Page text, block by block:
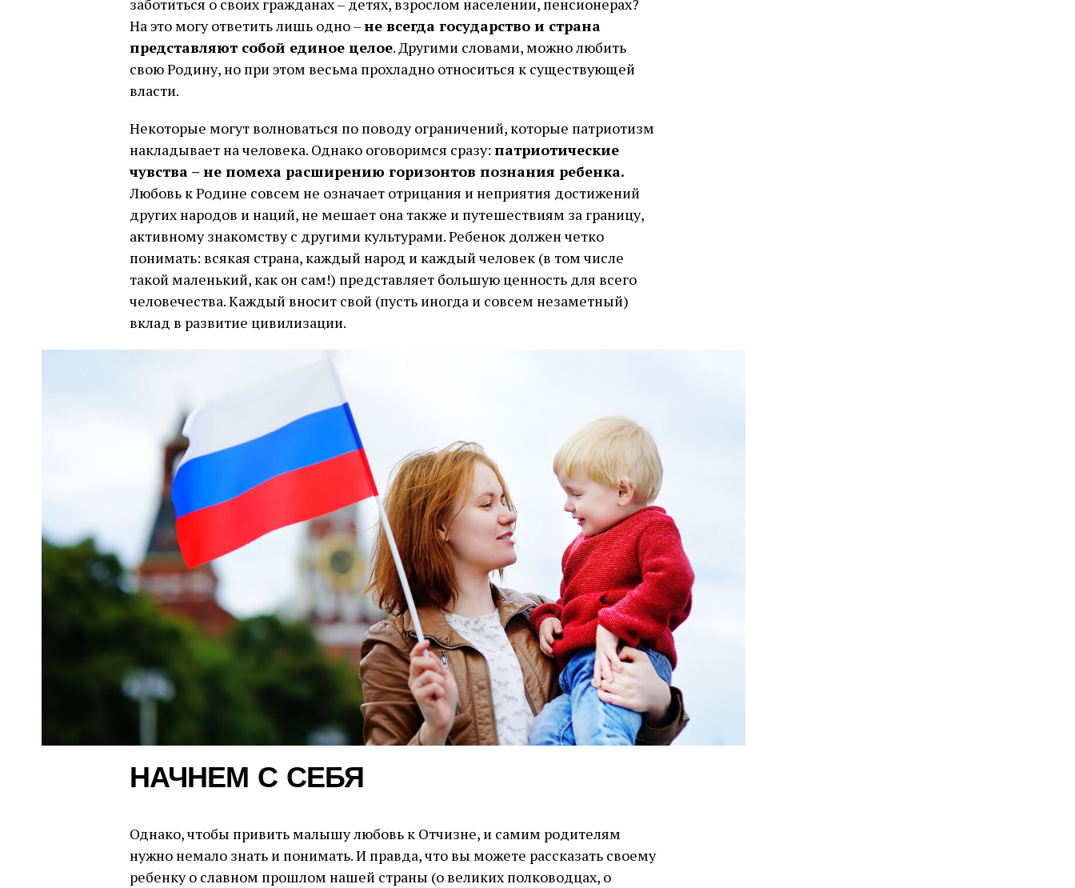
На это могу ответить лишь одно –не всегда государство и страна
представляют собой единое целое. Другими словами, можно любить
свою Родину, но при этом весьма прохладно относиться к существующей
власти.
Некоторые могут волноваться по поводу ограничений, которые патриотизм
накладывает на человека. Однако оговоримся сразу: патриотические
чувства – не помеха расширению горизонтов познания ребенка.
Любовь к Родине совсем не означает отрицания и неприятия достижений
других народов и наций, не мешает она также и путешествиям за границу,
активному знакомству с другими культурами. Ребенок должен четко
понимать: всякая страна, каждый народ и каждый человек (в том числе
такой маленький, как он сам!) представляет большую ценность для всего
человечества. Каждый вносит свой (пусть иногда и совсем незаметный)
вклад в развитие цивилизации.
НАЧНЕМ С СЕБЯ
Однако, чтобы привить малышу любовь к Отчизне, и самим родителям
нужно немало знать и понимать. И правда, что вы можете рассказать своему
ребенку о славном прошлом нашей страны (о великих полководцах, о